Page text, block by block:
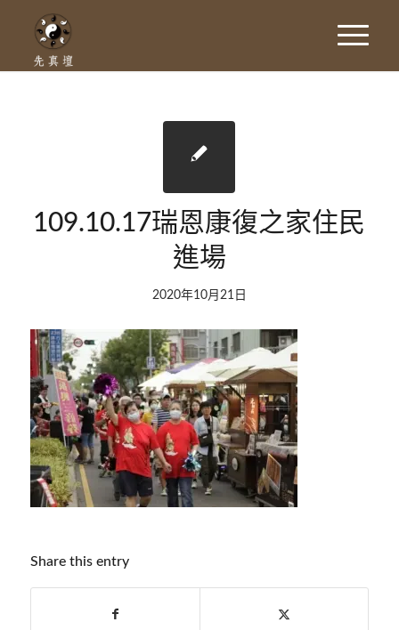
109.10.17瑞恩康復之家住民
進場
2020年10月21日
Share this entry